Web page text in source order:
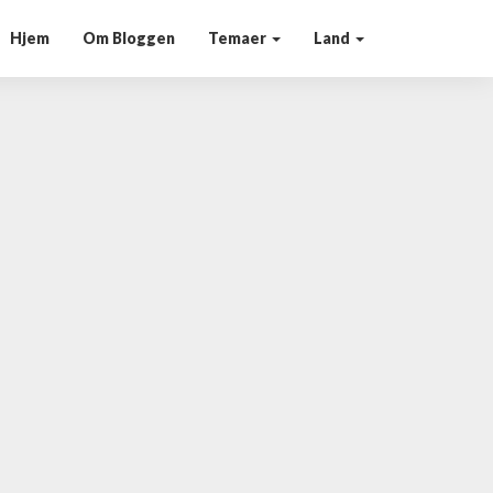
Hjem Om Bloggen Temaer Land